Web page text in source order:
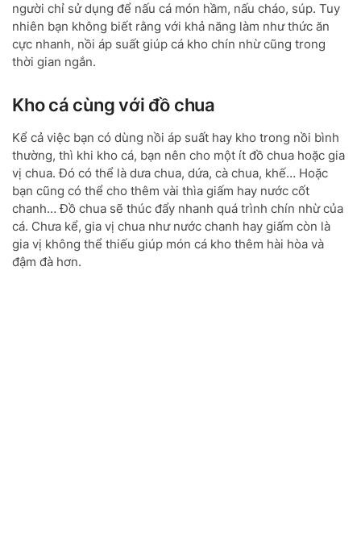
người chỉ sử dụng để nấu cá món hầm, nấu cháo, súp. Tuy
nhiên bạn không biết rằng với khả năng làm như thức ăn
cực nhanh, nồi áp suất giúp cá kho chín nhừ cũng trong
thời gian ngắn.
Kho cá cùng với đồ chua
Kể cả việc bạn có dùng nồi áp suất hay kho trong nồi bình
thường, thì khi kho cá, bạn nên cho một ít đồ chua hoặc gia
vị chua. Đó có thể là dưa chua, dứa, cà chua, khế… Hoặc
bạn cũng có thể cho thêm vài thìa giấm hay nước cốt
chanh… Đồ chua sẽ thúc đẩy nhanh quá trình chín nhừ của
cá. Chưa kể, gia vị chua như nước chanh hay giấm còn là
gia vị không thể thiếu giúp món cá kho thêm hài hòa và
đậm đà hơn.